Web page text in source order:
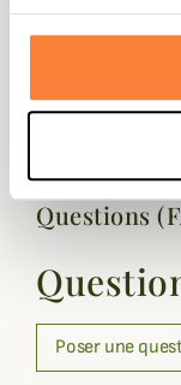
Questions
Poser une